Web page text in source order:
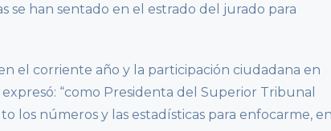
se han sentado en el estrado del jurado para
el corriente año y la participación ciudadana en
“como Presidenta del Superior Tribunal
los números y las estadísticas para enfocarme,